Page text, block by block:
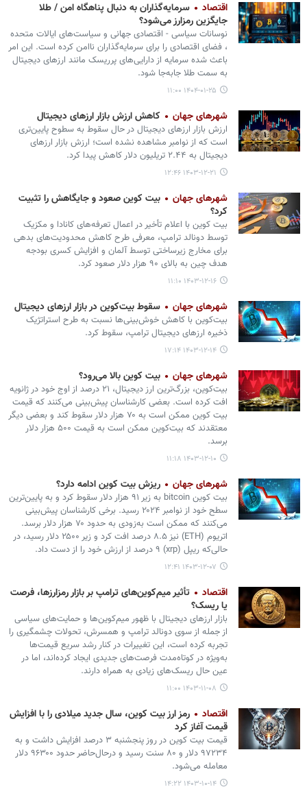
اقتصاد
سرمایه‌گذاران به دنبال پناهگاه امن / طلا
جایگزین رمزارز می‌شود؟
نوسانات سیاسی - اقتصادی جهانی و سیاست‌های ایالات متحده
، فضای اقتصادی را برای سرمایه‌گذاران ناامن کرده است. این امر
باعث شده سرمایه از دارایی‌های پرریسک مانند ارزهای دیجیتال
به سمت طلا جابه‌جا شود.
۱۴۰۴-۰۱-۲۵ ۱۱:۰۰
شهرهای جهان کاهش ارزش بازار ارزهای دیجیتال
ارزش بازار ارزهای دیجیتال در حال سقوط به سطوح پایین‌تری
است که از نوامبر مشاهده نشده است؛ ارزش بازار ارزهای
دیجیتال به ۲.۴۴ تریلیون دلار کاهش پیدا کرد.
۱۴۰۳-۱۲-۲۱ ۱۲:۴۶
شهرهای جهان
بیت‌ کوین صعود و جایگاهش را تثبیت
کرد؟
بیت‌ کوین با اعلام تأخیر در اعمال تعرفه‌های کانادا و مکزیک
توسط دونالد ترامپ، معرفی طرح کاهش محدودیت‌های بدهی
برای مخارج زیرساختی توسط آلمان و افزایش کسری بودجه
هدف چین به بالای ۹۰ هزار دلار صعود کرد.
۱۴۰۳-۱۲-۱۶ ۱۱:۱۰
شهرهای جهان سقوط بیت‌کوین در بازار ارزهای دیجیتال
بیت‌کوین با کاهش خوش‌بینی‌ها نسبت به طرح استراتژیک
ذخیره ارزهای دیجیتال ترامپ، سقوط کرد.
۱۴۰۳-۱۲-۱۴ ۱۷:۱۴
شهرهای جهان بیت کوین بالا می‌رود؟
بیت‌کوین، بزرگ‌ترین ارز دیجیتال، ۲۱ درصد از اوج خود در ژانویه
افت کرده است. بعضی کارشناسان پیش‌بینی می‌کنند که قیمت
بیت کوین ممکن است به ۷۰ هزار دلار سقوط کند و بعضی دیگر
معتقدند که بیت‌کوین ممکن است به قیمت ۵۰۰ هزار دلار
برسد.
۱۴۰۳-۱۲-۱۰ ۱۱:۱۸
شهرهای جهان ریزش بیت کوین ادامه دارد؟
بیت‌ کوین bitcoin به زیر ۹۱ هزار دلار سقوط کرد و به پایین‌ترین
سطح خود از نوامبر ۲۰۲۴ رسید. برخی کارشناسان پیش‌بینی
می‌کنند که ممکن است به‌زودی به حدود ۷۰ هزار دلار برسد.
اتریوم (ETH) نیز ۸.۵ درصد افت کرد و زیر ۲۵۰۰ دلار رسید، در
حالی‌که ریپل (xrp) ۹ درصد از ارزش خود را از دست داد.
۱۴۰۳-۱۲-۰۷ ۱۲:۴۱
اقتصاد
تأثیر میم‌کوین‌های ترامپ بر بازار رمزارزها، فرصت
یا ریسک؟
بازار ارزهای دیجیتال با ظهور میم‌کوین‌ها و حمایت‌های سیاسی
از جمله از سوی دونالد ترامپ و همسرش، تحولات چشمگیری را
تجربه کرده است، این تغییرات در کنار رشد سریع قیمت‌ها
به‌ویژه در کوتاه‌مدت فرصت‌های جدیدی ایجاد کرده‌اند، اما در
عین حال ریسک‌های زیادی به همراه دارند.
۱۴۰۳-۱۱-۰۸ ۱۱:۰۰
اقتصاد
رمز ارز بیت کوین، سال جدید میلادی را با افزایش
قیمت آغاز کرد
قیمت بیت کوین در روز پنجشنبه ۳ درصد افزایش داشت و به
۹۷۲۳۴ دلار و ۸۰ سنت رسید و درحال‌حاضر حدود ۹۶۳۰۰ دلار
معامله می‌شود.
۱۴۰۳-۱۰-۱۴ ۱۴:۲۲